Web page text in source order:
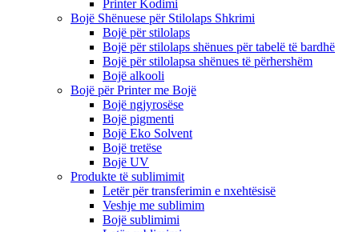
Printer Kodimi
Bojë Shënuese për Stilolaps Shkrimi
Bojë për stilolaps
Bojë për stilolaps shënues për tabelë të bardhë
Bojë për stilolapsa shënues të përhershëm
Bojë alkooli
Bojë për Printer me Bojë
Bojë ngjyrosëse
Bojë pigmenti
Bojë Eko Solvent
Bojë tretëse
Bojë UV
Produkte të sublimimit
Letër për transferimin e nxehtësisë
Veshje me sublimim
Bojë sublimimi